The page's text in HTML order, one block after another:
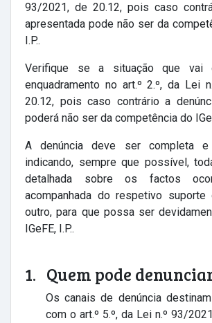
93/2021, de 20.12, pois caso
apresentada pode não ser da
I.P..
Verifique se a situação que vai
enquadramento no art.º 2.º, da Lei
20.12, pois caso contrário a
poderá não ser da competência do
A denúncia deve ser completa e
indicando, sempre que possível,
detalhada sobre os factos
acompanhada do respetivo suporte
outro, para que possa ser
IGeFE, I.P..
1. Quem pode
Os canais de denúncia
com o art.º 5.º, da Lei n.º 93/